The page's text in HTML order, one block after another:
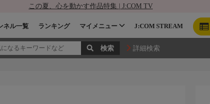
この夏、心を動かす作品特集 | J:COM TV
ネル一覧 ランキング マイメニュー J:COM STREAM
詳細検索